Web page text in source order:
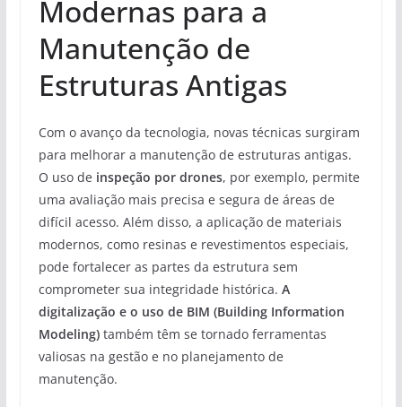
Modernas para a
Manutenção de
Estruturas Antigas
Com o avanço da tecnologia, novas técnicas surgiram
para melhorar a manutenção de estruturas antigas.
O uso de inspeção por drones, por exemplo, permite
uma avaliação mais precisa e segura de áreas de
difícil acesso. Além disso, a aplicação de materiais
modernos, como resinas e revestimentos especiais,
pode fortalecer as partes da estrutura sem
comprometer sua integridade histórica. A
digitalização e o uso de BIM (Building Information
Modeling)também têm se tornado ferramentas
valiosas na gestão e no planejamento de
manutenção.